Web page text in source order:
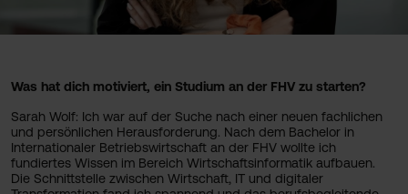
Was hat dich motiviert, ein Studium an der FHV zu starten?
Sarah Wolf: Ich war auf der Suche nach einer neuen fachlichen
und persönlichen Herausforderung. Nach dem Bachelor in
Internationaler Betriebswirtschaft an der FHV wollte ich
fundiertes Wissen im Bereich Wirtschaftsinformatik aufbauen.
Die Schnittstelle zwischen Wirtschaft, IT und digitaler